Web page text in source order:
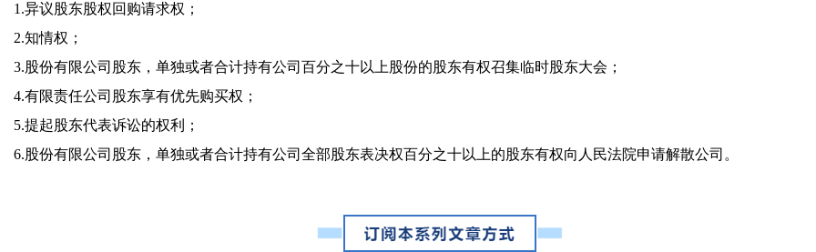
1.异议股东股权回购请求权；
2.知情权；
3.股份有限公司股东，单独或者合计持有公司百分之十以上股份的股东有权召集临时股东大会；
4.有限责任公司股东享有优先购买权；
5.提起股东代表诉讼的权利；
6.股份有限公司股东，单独或者合计持有公司全部股东表决权百分之十以上的股东有权向人民法院申请解散公司。